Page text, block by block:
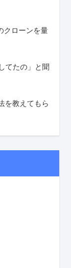
クローンを量
てたの」と聞
を教えてもら